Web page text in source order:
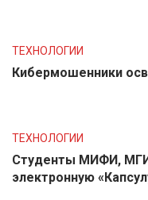
ТЕХНОЛОГИИ
Кибермошенники
ТЕХНОЛОГИИ
Студенты МИФИ,
электронную